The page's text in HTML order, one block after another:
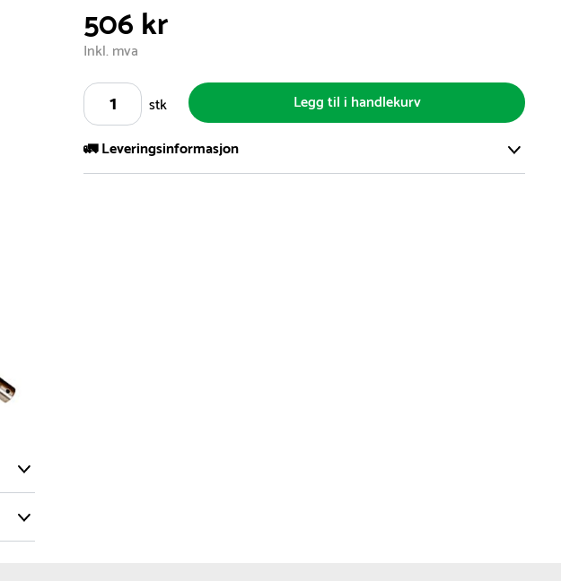
506 kr
Inkl. mva
stk
Legg til i handlekurv
🚛 Leveringsinformasjon